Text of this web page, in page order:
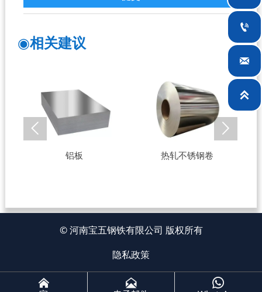
◉相关建议
铝板 热轧不锈钢卷
 
© 河南宝五钢铁有限公司 版权所有
隐私政策
  


